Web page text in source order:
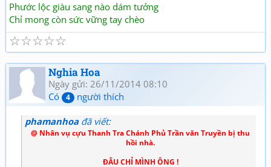
Phước lộc giàu sang nào dám tưởng
Chỉ mong còn sức vững tay chèo
☆
☆
☆
☆
☆
Nghia Hoa
Ngày gửi: 26/11/2014 08:10
Có
4 người thích
phamanhoađã viết:
@ Nhân vụ cựu Thanh Tra Chánh Phủ Trần văn Truyền bị thu
hồi nhà.
ĐÂU CHỈ MÌNH ÔNG !